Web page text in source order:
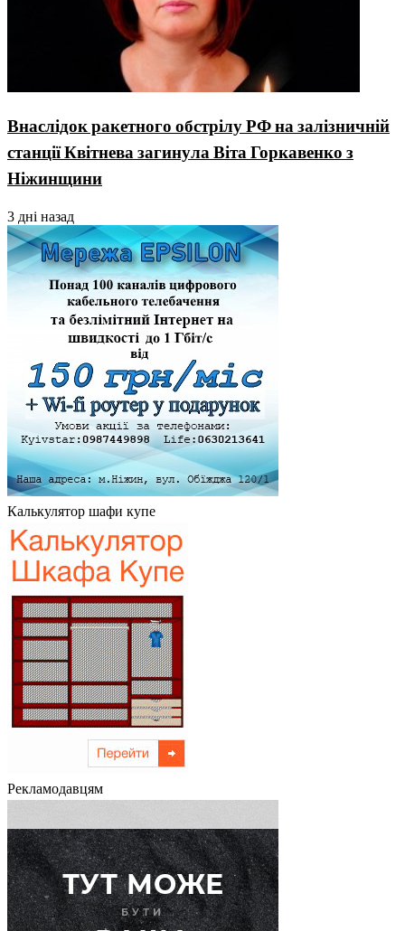
Внаслідок ракетного обстрілу РФ на залізничній
станції Квітнева загинула Віта Горкавенко з
Ніжинщини
3 дні назад
Калькулятор шафи купе
Рекламодавцям